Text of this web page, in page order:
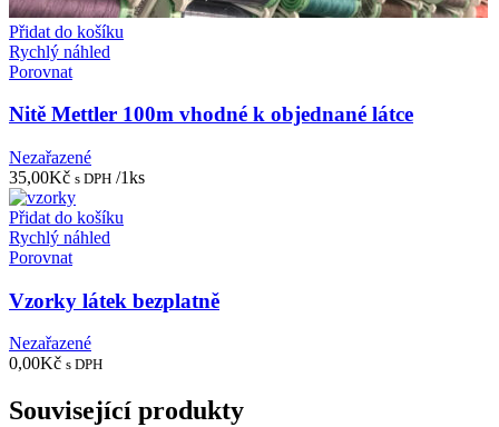
Přidat do košíku
Rychlý náhled
Porovnat
Nitě Mettler 100m vhodné k objednané látce
Nezařazené
35,00Kč s DPH /1ks
Přidat do košíku
Rychlý náhled
Porovnat
Vzorky látek bezplatně
Nezařazené
0,00Kč s DPH
Související produkty